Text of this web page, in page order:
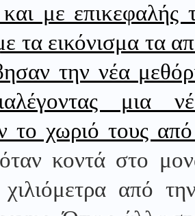
με επικεφαλής
τα εικόνισμα τα
την νέα
μια
το χωριό τους
κοντά στο
χιλιόμετρα από